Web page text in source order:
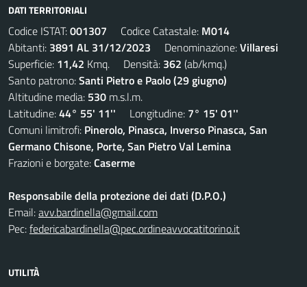
DATI TERRITORIALI
Codice ISTAT:001307 Codice Catastale: M014
Abitanti: 3891 AL 31/12/2023 Denominazione:Villaresi
Superficie: 11,42 Kmq. Densità: 362 (ab/kmq.)
Santo patrono:Santi Pietro e Paolo (29 giugno)
Altitudine media: 530 m.s.l.m.
Latitudine:44° 55' 11'' Longitudine: 7° 15' 01''
Comuni limitrofi: Pinerolo, Pinasca, Inverso Pinasca, San
Germano Chisone, Porte, San Pietro Val Lemina
Frazioni e borgate:Caserme
Responsabile della protezione dei dati (D.P.O.)
Email:avv.bardinella@gmail.com
Pec:federicabardinella@pec.ordineavvocatitorino.it
UTILITÀ